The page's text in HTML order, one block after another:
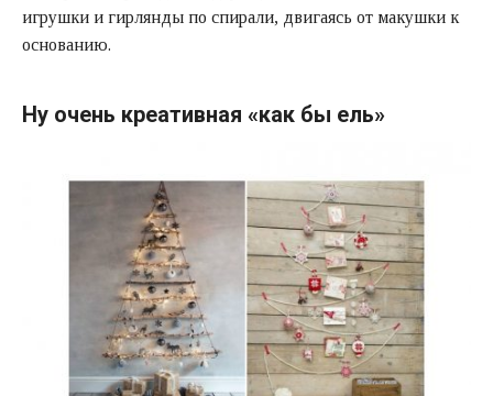
игрушки и гирлянды по спирали, двигаясь от макушки к
основанию.
Ну очень креативная «как бы ель»